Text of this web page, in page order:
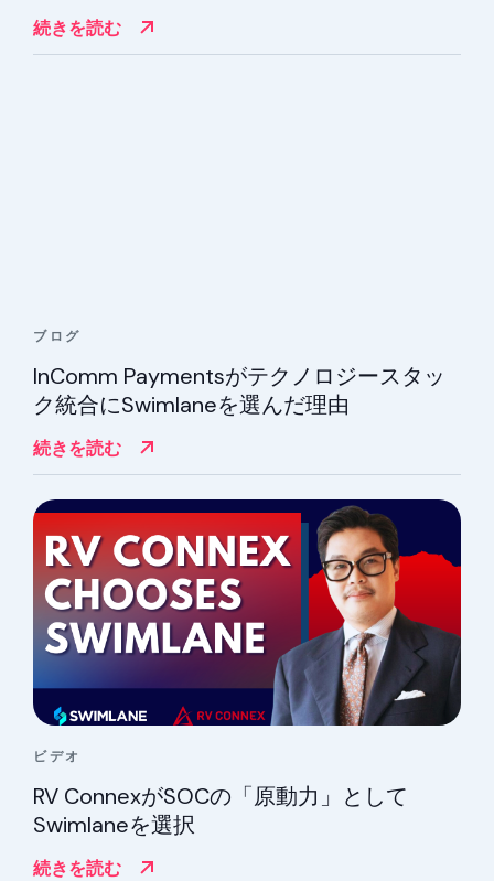
続きを読む
ブログ
InComm Paymentsがテクノロジースタッ
ク統合にSwimlaneを選んだ理由
続きを読む
ビデオ
RV ConnexがSOCの「原動力」として
Swimlaneを選択
続きを読む